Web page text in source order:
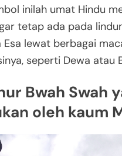
inilah umat Hindu
tetap ada pada
Esa lewat berbagai
seperti Dewa atau
Bwah Swah
oleh kaum